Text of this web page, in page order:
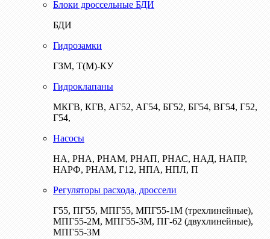
Блоки дроссельные БДИ
БДИ
Гидрозамки
ГЗМ, Т(М)-КУ
Гидроклапаны
МКГВ, КГВ, АГ52, АГ54, БГ52, БГ54, ВГ54, Г52,
Г54,
Насосы
НА, РНА, РНАМ, РНАП, РНАС, НАД, НАПР,
НАРФ, РНАМ, Г12, НПА, НПЛ, П
Регуляторы расхода, дроссели
Г55, ПГ55, МПГ55, МПГ55-1М (трехлинейные),
МПГ55-2М, МПГ55-3М, ПГ-62 (двухлинейные),
МПГ55-3М